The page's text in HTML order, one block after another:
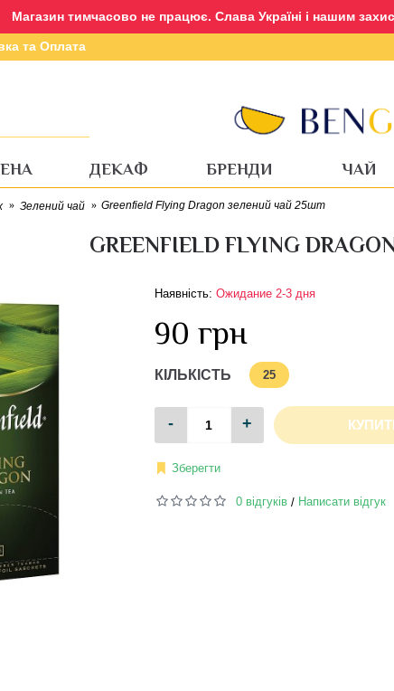
Магазин тимчасово не працює. Слава Україні і нашим
та Оплата
ДЕКАФ БРЕНДИ ЧАЙ
Зелений чай Greenfield Flying Dragon зелений чай 25шт
GREENFIELD FLYING
Наявність: Ожидание 2-3 дня
90 грн
КІЛЬКІСТЬ 25
- +
Зберегти
0 відгуків / Написати відгук